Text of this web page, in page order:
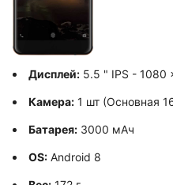
Дисплей: 5.5 " IPS - 1080
Камера: 1 шт (Основная
Батарея: 3000 мАч
OS: Android 8